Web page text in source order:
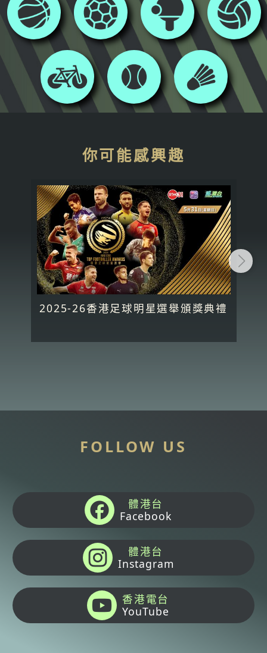
你可能感興趣
2025-26香港足球明星選舉頒獎典禮
FOLLOW US
體港台
Facebook
體港台
Instagram
香港電台
YouTube